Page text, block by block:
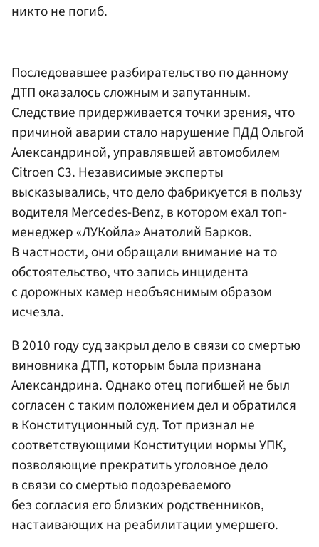
никто не погиб.
Последовавшее разбирательство по данному
ДТП оказалось сложным и запутанным.
Следствие придерживается точки зрения, что
причиной аварии стало нарушение ПДД Ольгой
Александриной, управлявшей автомобилем
Citroen C3. Независимые эксперты
высказывались, что дело фабрикуется в пользу
водителя Mercedes-Benz, в котором ехал топ-
менеджер «ЛУКойла» Анатолий Барков.
В частности, они обращали внимание на то
обстоятельство, что запись инцидента
с дорожных камер необъяснимым образом
исчезла.
В 2010 году суд закрыл дело в связи со смертью
виновника ДТП, которым была признана
Александрина. Однако отец погибшей не был
согласен с таким положением дел и обратился
в Конституционный суд. Тот признал не
соответствующими Конституции нормы УПК,
позволяющие прекратить уголовное дело
в связи со смертью подозреваемого
без согласия его близких родственников,
настаивающих на реабилитации умершего.